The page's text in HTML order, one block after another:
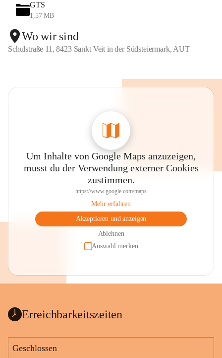
GTS
1,57 MB
Wo wir sind
Schulstraße 11, 8423 Sankt Veit in der Südsteiermark, AUT
Um Inhalte von Google Maps anzuzeigen,
musst du der Verwendung externer Cookies
zustimmen.
https://www.google.com/maps
Mehr erfahren
Akzeptieren und anzeigen
Ablehnen
Auswahl merken
Erreichbarkeitszeiten
Geschlossen